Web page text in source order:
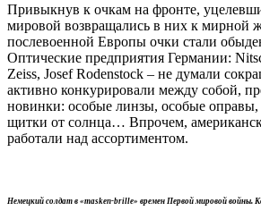
Привыкнув к очкам на фронте,
мировой возвращались в них к мирной
послевоенной Европы очки стали
Оптические предприятия Германии:
Zeiss, Josef Rodenstock – не думали
активно конкурировали между собой,
новинки: особые линзы, особые
щитки от солнца… Впрочем,
работали над ассортиментом.
Немецкий солдат в «masken-brille» времен Первой мировой войны.